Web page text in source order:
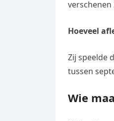
Hoeveel
Zij speelde
tussen
Wie